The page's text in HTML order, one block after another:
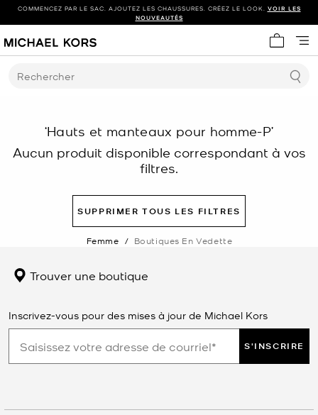
COMMENCEZ PAR LE SAC. AJOUTEZ LES CHAUSSURES. CRÉEZ LE LOOK. VOIR LES
NOUVEAUTÉS
Mon
Rechercher
‘Hauts et manteaux pour homme-P’
Aucun produit disponible correspondant à vos
filtres.
SUPPRIMER TOUS LES FILTRES
Femme / Boutiques En Vedette
Trouver une boutique
Inscrivez-vous pour des mises à jour de Michael Kors
S'INSCRIRE